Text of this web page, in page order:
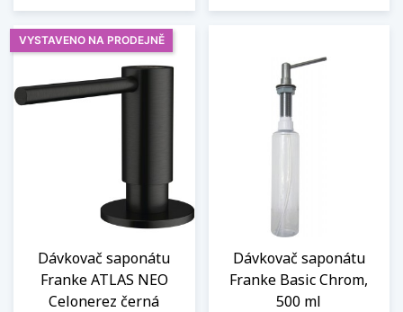
Dávkovače saponátu zabudované ve
dřezu získávají na oblibě
V době, kdy chceme šetřit každou minutu,
získávají dávkovače na oblibě, zejména pak ty
zápustné, které rozhodně nikomu a ničemu
nepřekáží, navíc dokáží dřez i trochu ozvláštnit.
jen dřez a kuchyňská linka,
mohou být
jejím příjemným oživením. Popusťte uzdu své
fantazie, kupte si do barvy také tohoto
pomocníka a už vás nepřekvapí ani sebevětší
hora nádobí.
Dávkovač saponátu
Franke ATLAS NEO
Celonerez černá
VYSTAVENO NA PRODEJNĚ
Dávkovač saponátu
Franke Basic Chrom,
500 ml